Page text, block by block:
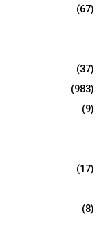
(67)
(37)
(983)
(9)
(17)
(8)